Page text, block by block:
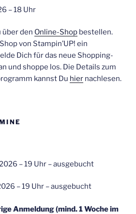
– 18 Uhr
über den Online-Shop bestellen.
von Stampin’UP! ein
Dich für das neue Shopping-
und shoppe los. Die Details zum
kannst Du hier nachlesen.
– 19 Uhr – ausgebucht
– 19 Uhr – ausgebucht
Anmeldung (mind. 1 Woche im